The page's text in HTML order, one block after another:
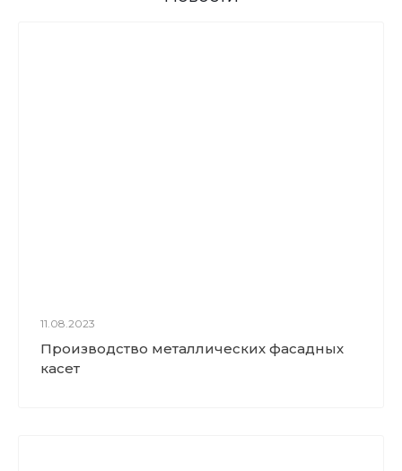
11.08.2023
Производство металлических фасадных
касет